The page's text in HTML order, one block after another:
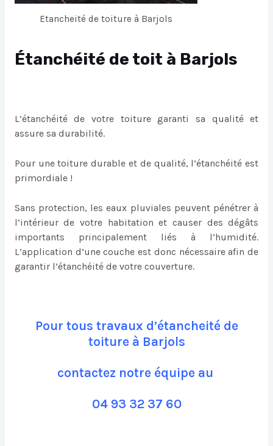
Etancheité de toiture à Barjols
Étanchéité de toit à Barjols
L’étanchéité de votre toiture garanti sa qualité et
assure sa durabilité.
Pour une toiture durable et de qualité, l’étanchéité est
primordiale !
Sans protection, les eaux pluviales peuvent pénétrer à
l’intérieur de votre habitation et causer des dégâts
importants principalement liés à l’humidité.
L’application d’une couche est donc nécessaire afin de
garantir l’étanchéité de votre couverture.
Pour tous travaux d’étancheité de
toiture à Barjols
contactez notre équipe au
04 93 32 37 60